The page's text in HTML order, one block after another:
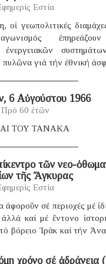
Εστία
οἱ γεωπολιτικές
ἐνεργειακῶν
γιά τήν ἐθνική
6 Αὐγούστου 1966
Πρό 60 ἐτῶν
ΤΟΥ ΤΑΝΑΚΑ
τῶν νεο-
τῆς Ἄγκυρας
Εστία
σέ περιοχές μέ
καί μέ ἔντονο
βόρειο Ἰράκ καί τήν
χρόνο σέ ἀδράνεια